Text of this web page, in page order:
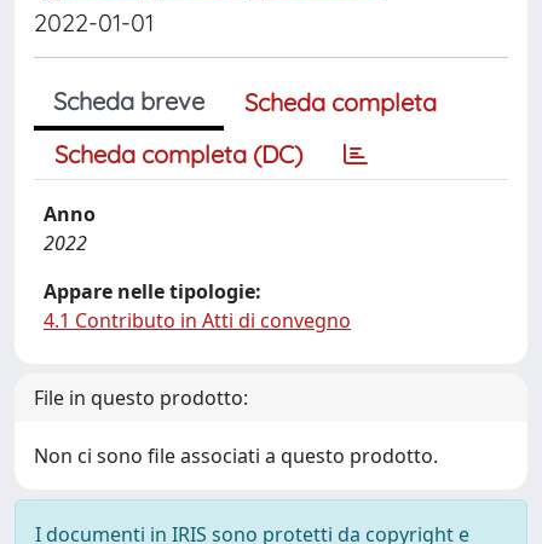
2022-01-01
Scheda breve
Scheda completa
Scheda completa (DC)
Anno
2022
Appare nelle tipologie:
4.1 Contributo in Atti di convegno
File in questo prodotto:
Non ci sono file associati a questo prodotto.
I documenti in IRIS sono protetti da copyright e